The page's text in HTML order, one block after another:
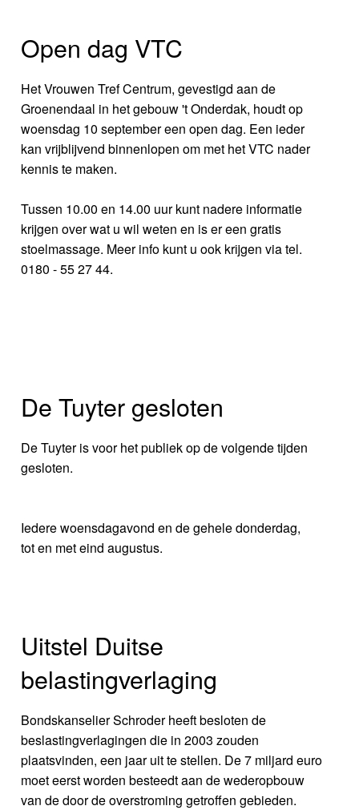
Open dag VTC
Het Vrouwen Tref Centrum, gevestigd aan de
Groenendaal in het gebouw 't Onderdak, houdt op
woensdag 10 september een open dag. Een ieder
kan vrijblijvend binnenlopen om met het VTC nader
kennis te maken.
Tussen 10.00 en 14.00 uur kunt nadere informatie
krijgen over wat u wil weten en is er een gratis
stoelmassage. Meer info kunt u ook krijgen via tel.
0180 - 55 27 44.
De Tuyter gesloten
De Tuyter is voor het publiek op de volgende tijden
gesloten.
Iedere woensdagavond en de gehele donderdag,
tot en met eind augustus.
Uitstel Duitse
belastingverlaging
Bondskanselier Schroder heeft besloten de
beslastingverlagingen die in 2003 zouden
plaatsvinden, een jaar uit te stellen. De 7 miljard euro
moet eerst worden besteedt aan de wederopbouw
van de door de overstroming getroffen gebieden.